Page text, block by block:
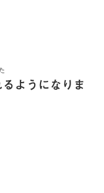
ようになりま